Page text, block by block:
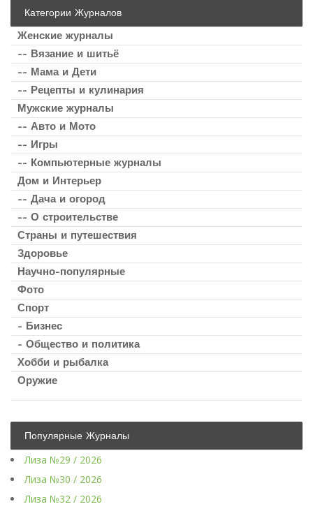
Категории Журналов
Женские журналы
-- Вязание и шитьё
-- Мама и Дети
-- Рецепты и кулинария
Мужские журналы
-- Авто и Мото
-- Игры
-- Компьютерные журналы
Дом и Интерьер
-- Дача и огород
-- О строительстве
Страны и путешествия
Здоровье
Научно-популярные
Фото
Спорт
- Бизнес
- Общество и политика
Хобби и рыбалка
Оружие
Популярные Журналы
Лиза №29 / 2026
Лиза №30 / 2026
Лиза №32 / 2026